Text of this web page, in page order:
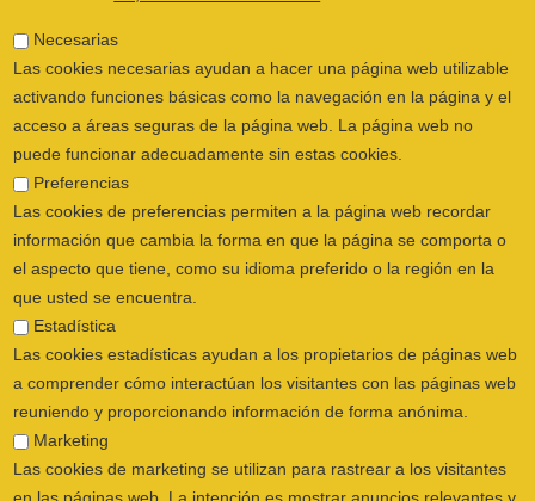
Si necesitas más información sobre qué
derechos tienes reconocidos en la Ley y cómo
ejercerlos, te recomendamos dirigirte a la
Agencia Española de Protección de Datos
es la autoridad de control en materia de
protección de datos.
Puede dirigirse al Delegado de Protección de
Datos con carácter previo a la presentación de
una reclamación contra el responsable del
tratamiento ante la AEPD.
En el caso de que no te hayamos atendido el
ejercicio de sus derechos puedes presentar
una reclamación ante la Agencia Española de
Protección de Datos.
el aspecto que tiene, como su idioma preferido o la región en la
que usted se encuentra.
Estadística
Las cookies estadísticas ayudan a los propietarios de páginas web
a comprender cómo interactúan los visitantes con las páginas web
reuniendo y proporcionando información de forma anónima.
Marketing
Las cookies de marketing se utilizan para rastrear a los visitantes
en las páginas web. La intención es mostrar anuncios relevantes y
atractivos para el usuario individual, y por lo tanto, más valiosos
para los editores y terceros anunciantes.
No clasificados
Las cookies no clasificadas son cookies para las que todavía
estamos en proceso de clasificar, junto con los proveedores de
cookies individuales.
Salvar Preferencias